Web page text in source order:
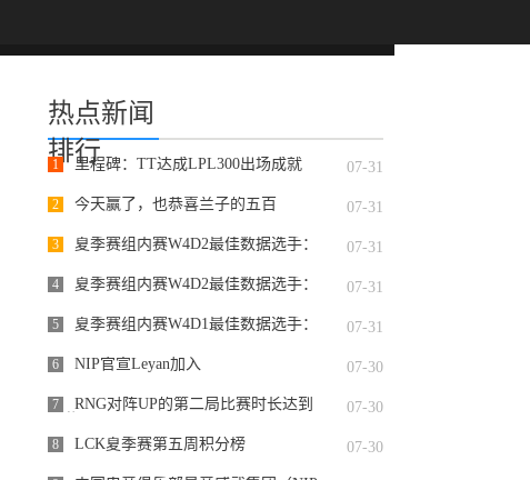
热点新闻
排行
1 里程碑：TT达成LPL300出场成就 07-31
2 今天赢了，也恭喜兰子的五百 07-31
3
夏季赛组内赛W4D2最佳数据选手：
07-31
4
夏季赛组内赛W4D2最佳数据选手：
07-31
5
夏季赛组内赛W4D1最佳数据选手：
07-31
6 NIP官宣Leyan加入 07-30
7
RNG对阵UP的第二局比赛时长达到
07-30
8 LCK夏季赛第五周积分榜 07-30